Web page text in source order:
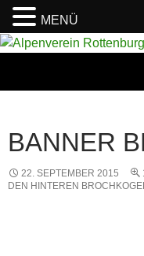
BANNER
22. SEPTEMBER 2015
DEN HINTEREN BROCHKOGEL
MENÜ